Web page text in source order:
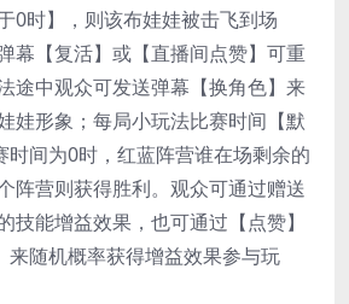
0时】，则该布娃娃被击飞到场
幕【复活】或【直播间点赞】可重
途中观众可发送弹幕【换角色】来
娃形象；每局小玩法比赛时间【默
时间为0时，红蓝阵营谁在场剩余的
阵营则获得胜利。观众可通过赠送
技能增益效果，也可通过【点赞】
来随机概率获得增益效果参与玩